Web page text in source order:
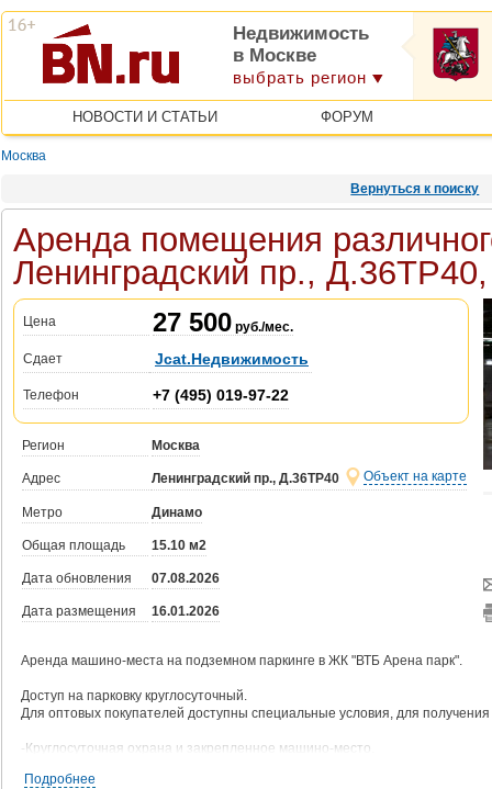
Недвижимость
в Москве
выбрать регион
НОВОСТИ И СТАТЬИ ФОРУМ
Москва
Вернуться к поиску
Аренда помещения
Ленинградский пр.,
Цена 27 500 руб./мес.
Сдает Jcat.Недвижимость
Телефон +7 (495) 019-97-22
Регион Москва
Адрес Ленинградский пр., Д.36ТР40 Объект на карте
Метро Динамо
Общая площадь 15.10 м2
Дата обновления 07.08.2026
Дата размещения 16.01.2026
Аренда машино-места на подземном паркинге в ЖК "ВТБ Арена парк".
Доступ на парковку круглосуточный.
Для оптовых покупателей доступны специальные условия, для
-Круглосуточная охрана и закрепленное машино-место.
-Профессиональная мойка внутри паркинга.
Подробнее